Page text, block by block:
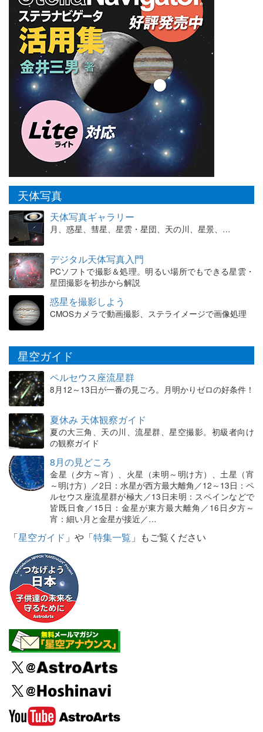
天体写真
天体写真ギャラリー
月、惑星、彗星、星雲・星団、天の川、星景、…
デジタル天体写真入門
PCソフトで撮影＆処理。明るい場所でもできる星雲・
星団撮影を初歩から解説
惑星を撮影しよう
CMOSカメラで動画撮影、ステライメージで画像処理
星空ガイド
ペルセウス座流星群
8月12～13日が一番の見ごろ。月明かりゼロの好条件！
夏休み 天体観察ガイド
夏の大三角、天の川、流星群、星空撮影。初級者向け
の観察ガイド
8月の見どころ
金星（夕方～宵）、火星（未明～明け方）、土星（宵
～明け方）／2日：水星が西方最大離角／12～13日：ペ
ルセウス座流星群が極大／13日未明：スペインなどで
皆既日食／15日：金星が東方最大離角／16日夕方～
宵：細い月と金星が接近／…
「星空ガイド 」や「特集一覧 」もご覧ください